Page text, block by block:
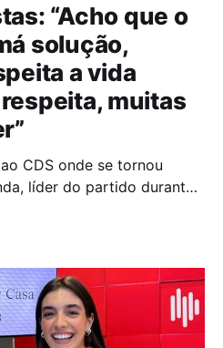
“Acho que o
solução,
a vida
muitas
CDS onde se tornou
líder do partido durante
dedica-se a duas
de Direito da